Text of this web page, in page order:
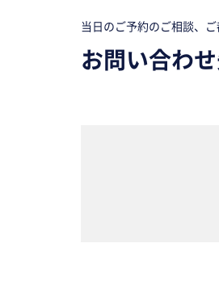
当日のご予約のご相談、
お問い合わせ